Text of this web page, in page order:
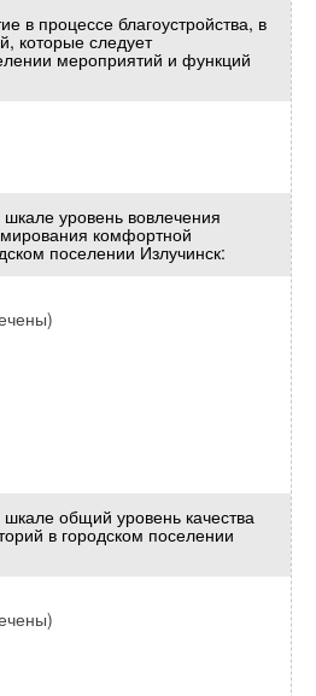
в процессе благоустройства, в
которые следует
мероприятий и функций
уровень вовлечения
комфортной
поселении Излучинск:
общий уровень качества
в городском поселении